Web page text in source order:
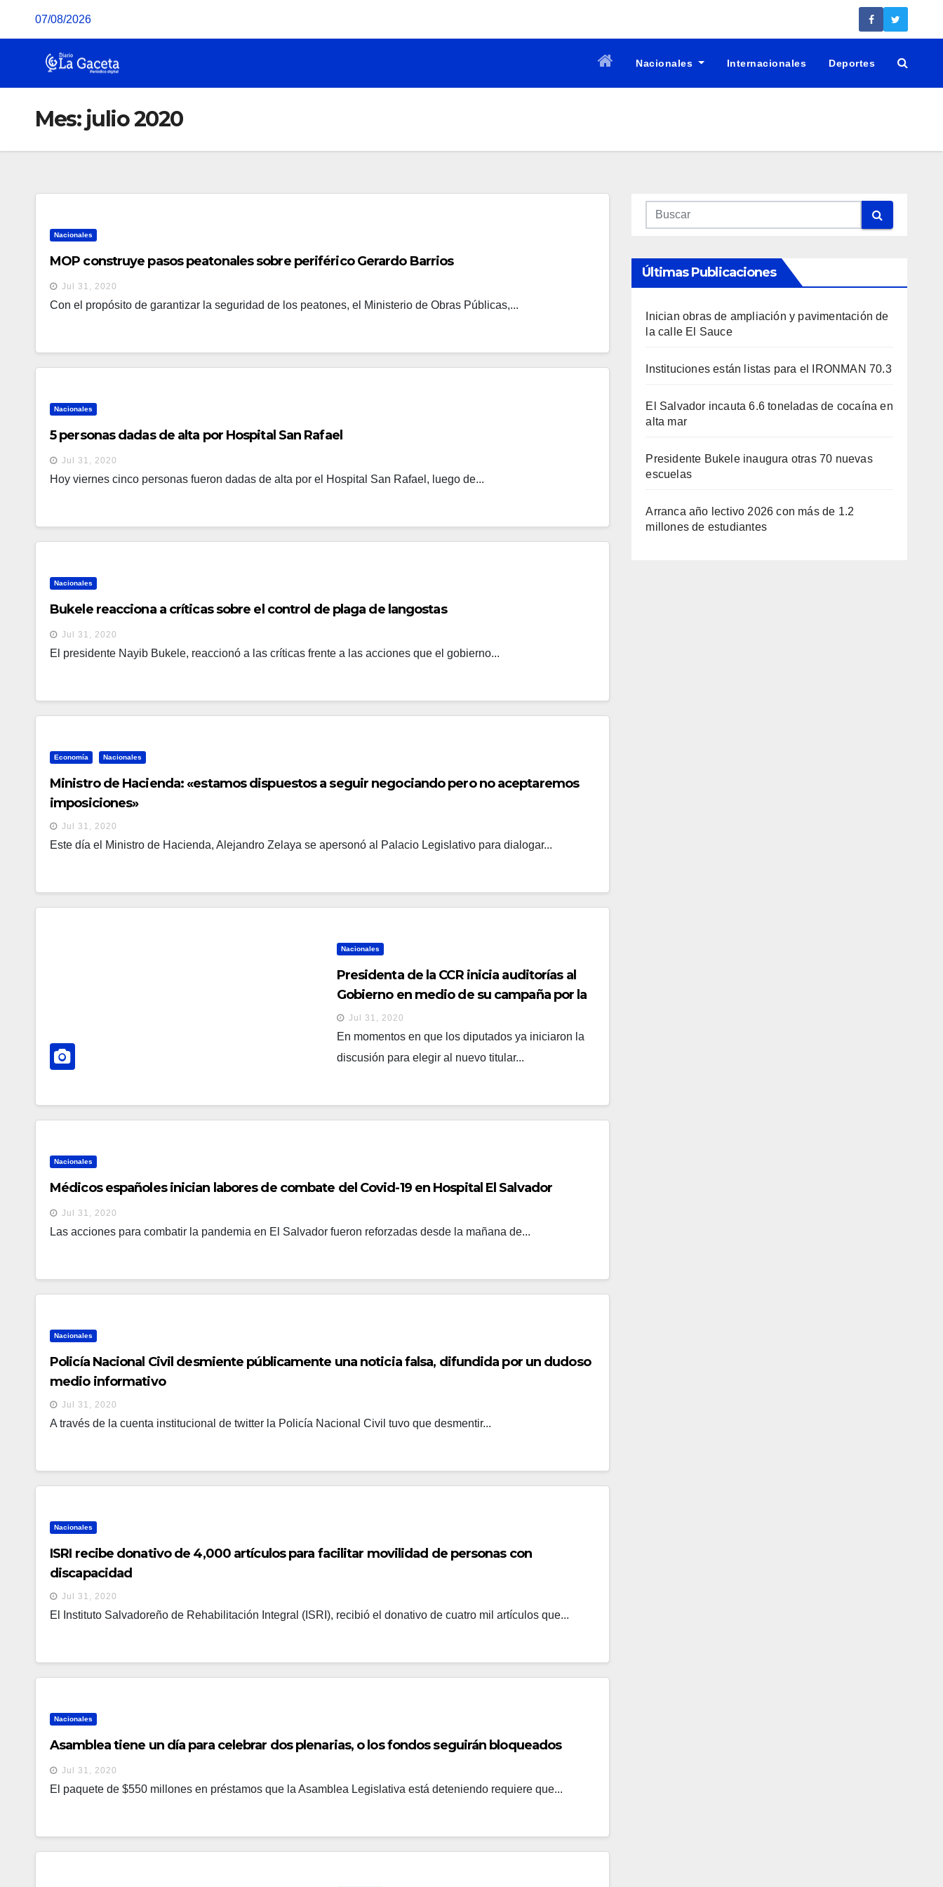
07/08/2026
Nacionales Internacionales Deportes
Mes: julio 2020
Nacionales
MOP construye pasos peatonales sobre periférico Gerardo Barrios
Jul 31, 2020
Con el propósito de garantizar la seguridad de los peatones, el Ministerio de Obras Públicas,...
Nacionales
5 personas dadas de alta por Hospital San Rafael
Jul 31, 2020
Hoy viernes cinco personas fueron dadas de alta por el Hospital San Rafael, luego de...
Nacionales
Bukele reacciona a críticas sobre el control de plaga de langostas
Jul 31, 2020
El presidente Nayib Bukele, reaccionó a las críticas frente a las acciones que el gobierno...
Economía Nacionales
Ministro de Hacienda: «estamos dispuestos a seguir negociando pero no aceptaremos
imposiciones»
Jul 31, 2020
Este día el Ministro de Hacienda, Alejandro Zelaya se apersonó al Palacio Legislativo para dialogar...
Nacionales
Presidenta de la CCR inicia auditorías al
Gobierno en medio de su campaña por la
reelección
Jul 31, 2020
En momentos en que los diputados ya iniciaron la
discusión para elegir al nuevo titular...
Nacionales
Médicos españoles inician labores de combate del Covid-19 en Hospital El Salvador
Jul 31, 2020
Las acciones para combatir la pandemia en El Salvador fueron reforzadas desde la mañana de...
Nacionales
Policía Nacional Civil desmiente públicamente una noticia falsa, difundida por un dudoso
medio informativo
Jul 31, 2020
A través de la cuenta institucional de twitter la Policía Nacional Civil tuvo que desmentir...
Nacionales
ISRI recibe donativo de 4,000 artículos para facilitar movilidad de personas con
discapacidad
Jul 31, 2020
El Instituto Salvadoreño de Rehabilitación Integral (ISRI), recibió el donativo de cuatro mil artículos que...
Nacionales
Asamblea tiene un día para celebrar dos plenarias, o los fondos seguirán bloqueados
Jul 31, 2020
El paquete de $550 millones en préstamos que la Asamblea Legislativa está deteniendo requiere que...
Últimas Publicaciones
Inician obras de ampliación y pavimentación de
la calle El Sauce
Instituciones están listas para el IRONMAN 70.3
El Salvador incauta 6.6 toneladas de cocaína en
alta mar
Presidente Bukele inaugura otras 70 nuevas
escuelas
Arranca año lectivo 2026 con más de 1.2
millones de estudiantes